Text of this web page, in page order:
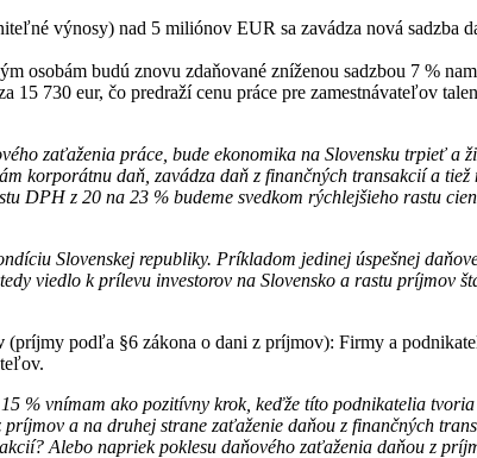
výnosy) nad 5 miliónov EUR sa zavádza nová sadzba
osobám budú znovu zdaňované zníženou sadzbou 7 %
15 730 eur, čo predraží cenu práce pre zamestnávateľov
zaťaženia práce, bude ekonomika na Slovensku trpieť a
korporátnu daň, zavádza daň z finančných transakcií a
DPH z 20 na 23 % budeme svedkom rýchlejšieho rastu
Slovenskej republiky. Príkladom jedinej úspešnej
viedlo k prílevu investorov na Slovensko a rastu príjmov
(príjmy podľa §6 zákona o dani z príjmov): Firmy a
% vnímam ako pozitívny krok, keďže títo podnikatelia
a na druhej strane zaťaženie daňou z finančných
Alebo napriek poklesu daňového zaťaženia daňou z